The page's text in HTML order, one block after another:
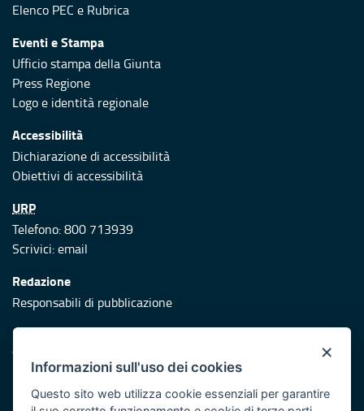
Elenco PEC e Rubrica
Eventi e Stampa
Ufficio stampa della Giunta
Press Regione
Logo e identità regionale
Accessibilità
Dichiarazione di accessibilità
Obiettivi di accessibilità
URP
Telefono: 800 713939
Scrivici:email
Redazione
Responsabili di pubblicazione
Protezione civile
Vai al sito di Protezione Civile Puglia
Iniziativa finanziata con risorse del POR Puglia 2014/2020 -
×
Informazioni sull'uso dei cookies
Questo sito web utilizza cookie essenziali per garantire